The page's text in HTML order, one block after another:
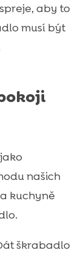
aby to
musí být
našich
kuchyně
škrabadlo